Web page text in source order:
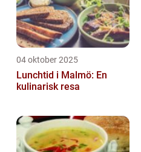
04 oktober 2025
Lunchtid i Malmö: En
kulinarisk resa